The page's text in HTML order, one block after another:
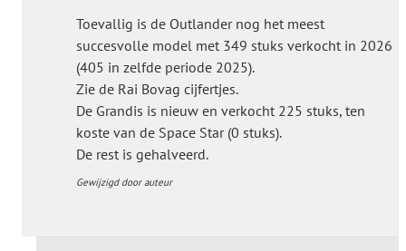
Toevallig is de Outlander nog het meest
succesvolle model met 349 stuks verkocht in 2026
(405 in zelfde periode 2025).
Zie de Rai Bovag cijfertjes.
De Grandis is nieuw en verkocht 225 stuks, ten
koste van de Space Star (0 stuks).
De rest is gehalveerd.
Gewijzigd door auteur